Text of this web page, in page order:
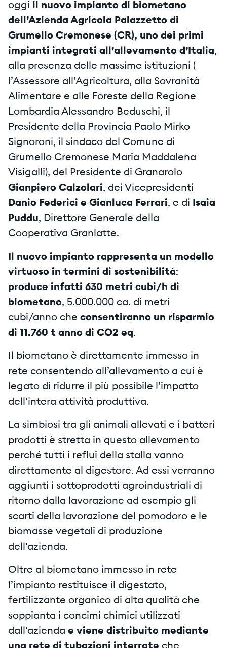
oggi il nuovo impianto di biometano
dell’Azienda Agricola Palazzetto di
Grumello Cremonese (CR), uno dei primi
impianti integrati all’allevamento d’Italia,
alla presenza delle massime istituzioni (
l’Assessore all’Agricoltura, alla Sovranità
Alimentare e alle Foreste della Regione
Lombardia Alessandro Beduschi, il
Presidente della Provincia Paolo Mirko
Signoroni, il sindaco del Comune di
Grumello Cremonese Maria Maddalena
Visigalli), del Presidente di Granarolo
Gianpiero Calzolari, dei Vicepresidenti
Danio Federici e Gianluca Ferrari, e di Isaia
Puddu, Direttore Generale della
Cooperativa Granlatte.
Il nuovo impianto rappresenta un modello
virtuoso in termini di sostenibilità:
produce infatti 630 metri cubi/h di
biometano, 5.000.000 ca. di metri
cubi/anno che consentiranno un risparmio
di 11.760 t anno di CO2 eq.
Il biometano è direttamente immesso in
rete consentendo all’allevamento a cui è
legato di ridurre il più possibile l’impatto
dell’intera attività produttiva.
La simbiosi tra gli animali allevati e i batteri
prodotti è stretta in questo allevamento
perché tutti i reflui della stalla vanno
direttamente al digestore. Ad essi verranno
aggiunti i sottoprodotti agroindustriali di
ritorno dalla lavorazione ad esempio gli
scarti della lavorazione del pomodoro e le
biomasse vegetali di produzione
dell’azienda.
Oltre al biometano immesso in rete
l’impianto restituisce il digestato,
fertilizzante organico di alta qualità che
soppianta i concimi chimici utilizzati
dall’azienda e viene distribuito mediante